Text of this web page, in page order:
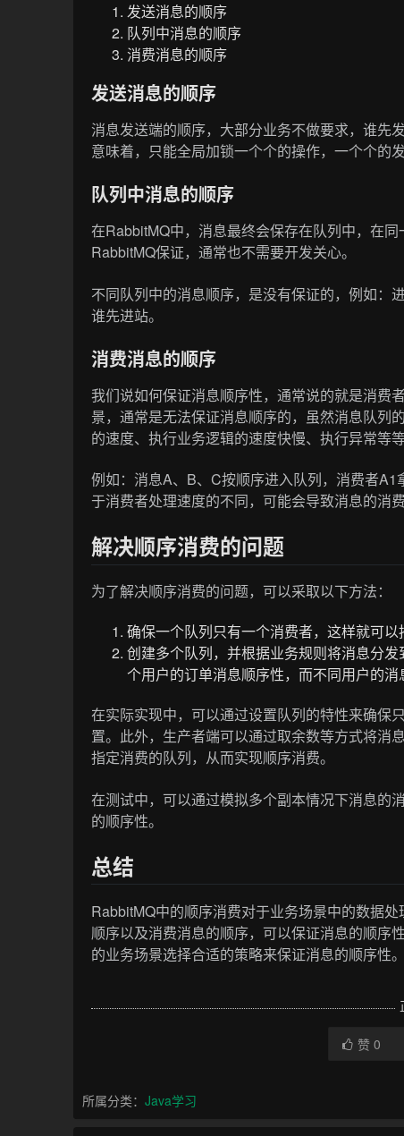
发送消息的顺序
队列中消息的顺序
消费消息的顺序
发送消息的顺序
消息发送端的顺序，大部分业务不做要求，谁先
意味着，只能全局加锁一个个的操作，一个个的
队列中消息的顺序
在RabbitMQ中，消息最终会保存在队列中，在
RabbitMQ保证，通常也不需要开发关心。
不同队列中的消息顺序，是没有保证的，例如：
谁先进站。
消费消息的顺序
我们说如何保证消息顺序性，通常说的就是消费
景，通常是无法保证消息顺序的，虽然消息队列
的速度、执行业务逻辑的速度快慢、执行异常等
例如：消息A、B、C按顺序进入队列，消费者
于消费者处理速度的不同，可能会导致消息的消
解决顺序消费的问题
为了解决顺序消费的问题，可以采取以下方法：
确保一个队列只有一个消费者，这样就可
创建多个队列，并根据业务规则将消息分
个用户的订单消息顺序性，而不同用户的消
在实际实现中，可以通过设置队列的特性来确保
置。此外，生产者端可以通过取余数等方式将消
指定消费的队列，从而实现顺序消费。
在测试中，可以通过模拟多个副本情况下消息的
的顺序性。
总结
RabbitMQ中的顺序消费对于业务场景中的数据
顺序以及消费消息的顺序，可以保证消息的顺序
的业务场景选择合适的策略来保证消息的顺序性。
赞0
所属分类：Java学习